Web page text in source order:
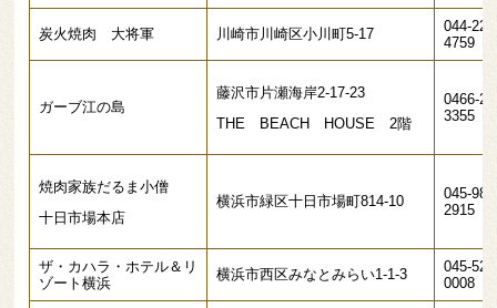
炭火焼肉 大将軍 川崎市川崎区小川町5-17
044-
4759
ガーブ江の島
藤沢市片瀬海岸2-17-23
THE BEACH HOUSE 2階
0466-
3355
焼肉家族だるま小僧
十日市場本店
横浜市緑区十日市場町814-10
045-
2915
ザ・カハラ・ホテル＆リ
ゾート横浜
横浜市西区みなとみらい1-1-3
045-
0008